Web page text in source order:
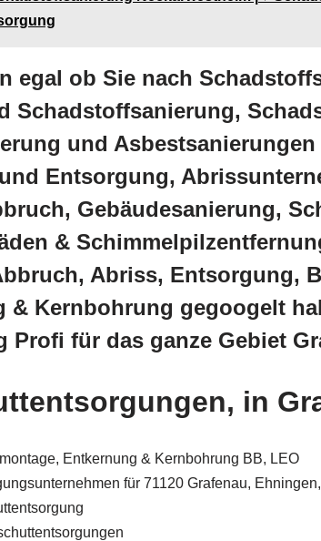
egal ob Sie nach
Schadstoffsanierung,
und
Entsorgung,
Gebäudesanierung,
&
Abriss, Entsorgung,
& Kernbohrung gegoogelt
Profi für das ganze Gebiet
in
Entkernung & Kernbohrung BB, LEO
für 71120 Grafenau,